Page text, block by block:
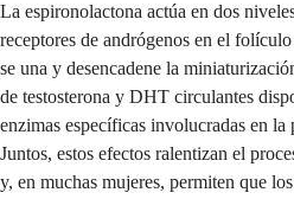
La espironolactona actúa en dos
receptores de andrógenos en el
se una y desencadene la
de testosterona y DHT circulantes
enzimas específicas involucradas en
Juntos, estos efectos ralentizan el
y, en muchas mujeres, permiten que